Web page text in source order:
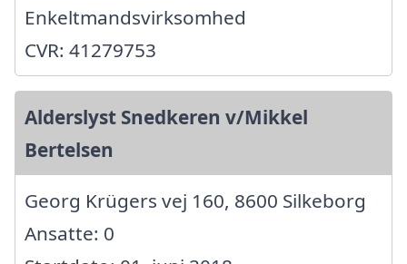
Enkeltmandsvirksomhed
CVR: 41279753
Alderslyst Snedkeren v/Mikkel
Bertelsen
Georg Krügers vej 160, 8600 Silkeborg
Ansatte: 0